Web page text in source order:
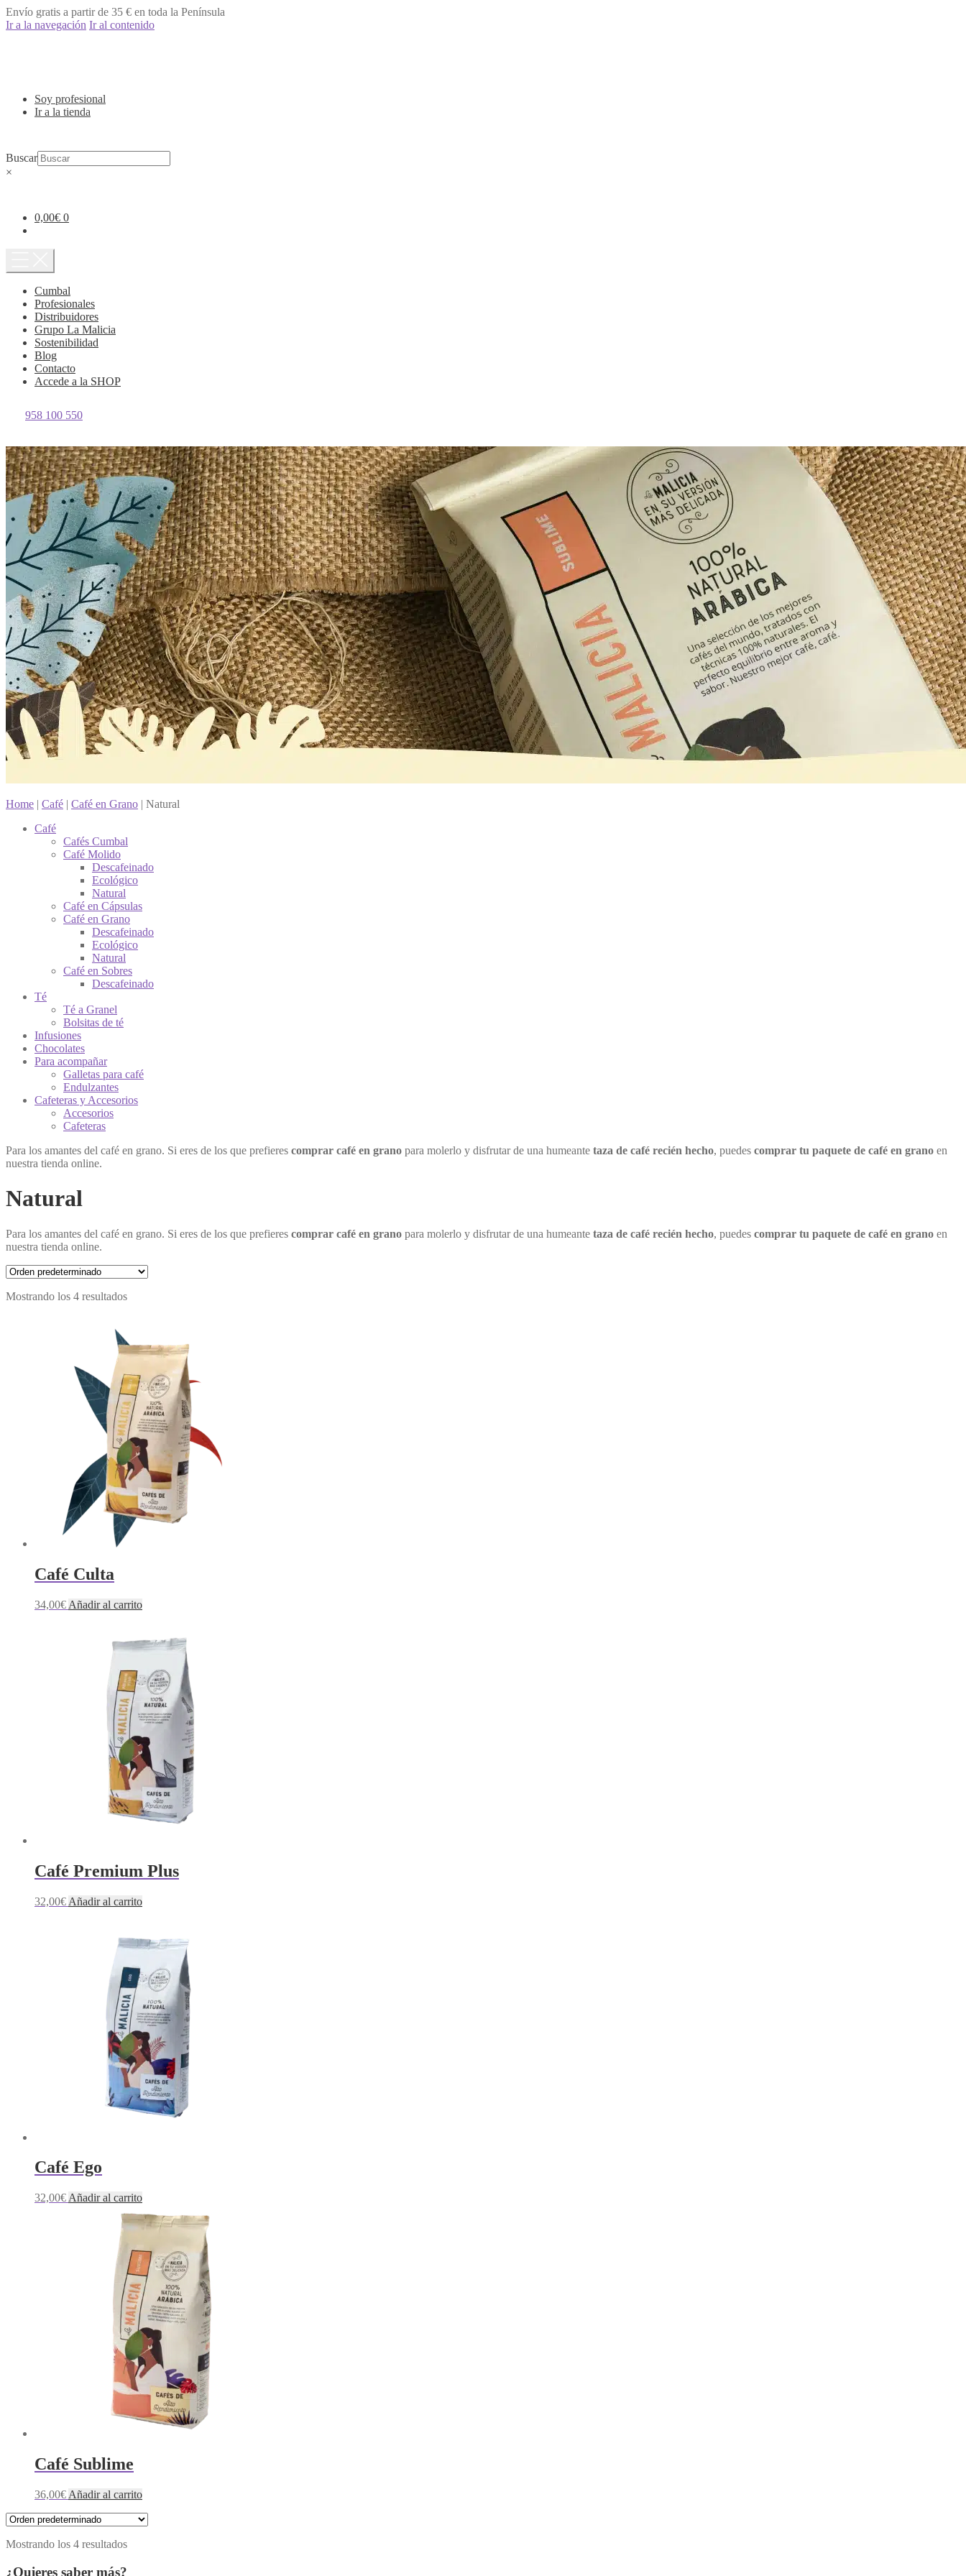
Envío gratis a partir de 35 € en toda la Península
Ir a la navegación Ir al contenido
Soy profesional
Ir a la tienda
Buscar
×
0,00€ 0
Cumbal
Profesionales
Distribuidores
Grupo La Malicia
Sostenibilidad
Blog
Contacto
Accede a la SHOP
958 100 550
Home | Café | Café en Grano | Natural
Café
Cafés Cumbal
Café Molido
Descafeinado
Ecológico
Natural
Café en Cápsulas
Café en Grano
Descafeinado
Ecológico
Natural
Café en Sobres
Descafeinado
Té
Té a Granel
Bolsitas de té
Infusiones
Chocolates
Para acompañar
Galletas para café
Endulzantes
Cafeteras y Accesorios
Accesorios
Cafeteras
Para los amantes del café en grano. Si eres de los que prefieres comprar café en grano para molerlo y disfrutar de una humeante taza de café recién hecho, puedes comprar tu paquete de café en grano en
nuestra tienda online.
Natural
Para los amantes del café en grano. Si eres de los que prefieres comprar café en grano para molerlo y disfrutar de una humeante taza de café recién hecho, puedes comprar tu paquete de café en grano en
nuestra tienda online.
Mostrando los 4 resultados
Café Culta
34,00€ Añadir al carrito
Café Premium Plus
32,00€ Añadir al carrito
Café Ego
32,00€ Añadir al carrito
Café Sublime
36,00€ Añadir al carrito
Mostrando los 4 resultados
¿Quieres saber más?